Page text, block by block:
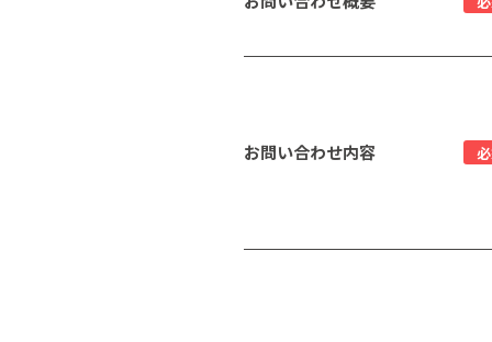
お問い合わせ内容